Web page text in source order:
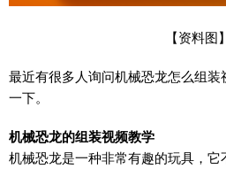
【资料图】
最近有很多人询问机械恐龙怎么组
一下。
机械恐龙的组装视频教学
机械恐龙是一种非常有趣的玩具，